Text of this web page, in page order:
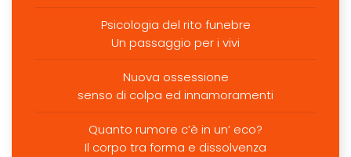
Psicologia del rito funebre
Un passaggio per i vivi
Nuova ossessione
senso di colpa ed innamoramenti
Quanto rumore c’è in un’ eco?
Il corpo tra forma e dissolvenza